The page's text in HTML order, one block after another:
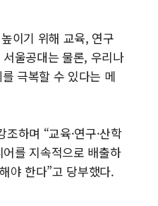
이기 위해 교육, 연구
울공대는 물론, 우리나
극복할 수 있다는 메
하며 “교육·연구·산학
를 지속적으로 배출하
야 한다”고 당부했다.